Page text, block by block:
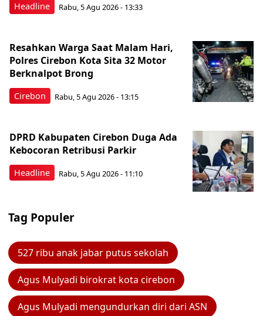
Headline Rabu, 5 Agu 2026 - 13:33
Cirebon
Resahkan Warga Saat Malam Hari,
Polres Cirebon Kota Sita 32 Motor
Berknalpot Brong
Rabu, 5 Agu 2026 - 13:15
Headline
DPRD Kabupaten Cirebon Duga Ada
Kebocoran Retribusi Parkir
Rabu, 5 Agu 2026 - 11:10
Tag Populer
527 ribu anak jabar putus sekolah
Agus Mulyadi birokrat kota cirebon
Agus Mulyadi mengundurkan diri dari ASN